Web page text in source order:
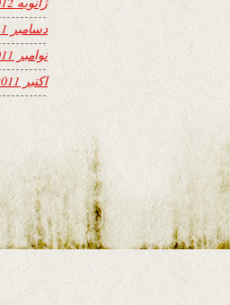
دسامبر 2011
نوامبر 2011
اکتبر 2011